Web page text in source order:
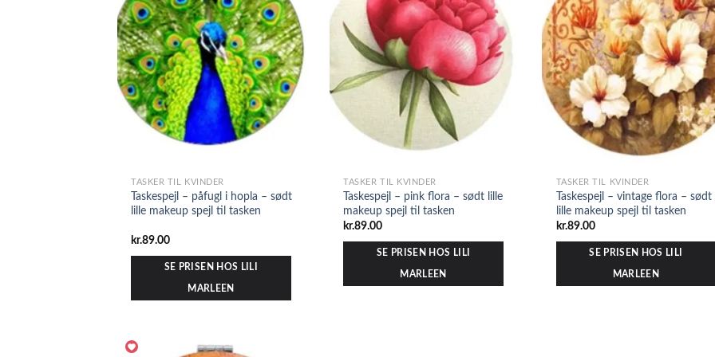
TASKER TIL KVINDER
Taskespejl – påfugl i hopla – sødt
lille makeup spejl til tasken
kr.89.00
SE PRISEN HOS LILI
MARLEEN
TASKER TIL KVINDER
Taskespejl – pink flora – sødt lille
makeup spejl til tasken
kr.89.00
SE PRISEN HOS LILI
MARLEEN
TASKER TIL KVINDER
Taskespejl – vintage flora – sødt
lille makeup spejl til tasken
kr.89.00
SE PRISEN HOS LILI
MARLEEN